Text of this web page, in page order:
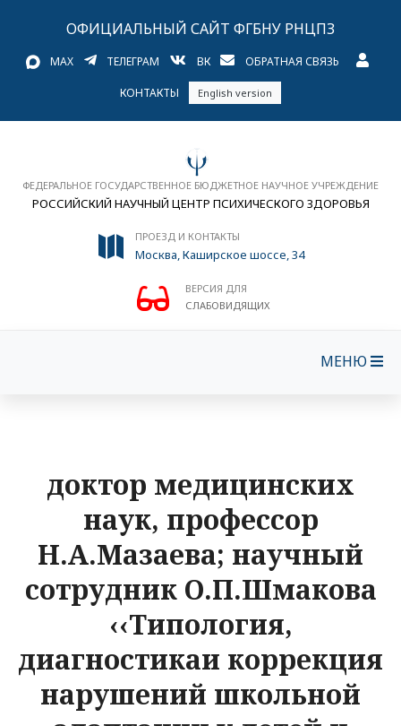
ОФИЦИАЛЬНЫЙ САЙТ ФГБНУ РНЦПЗ
MAX ТЕЛЕГРАМ ВК ОБРАТНАЯ СВЯЗЬ
КОНТАКТЫ English version
ФЕДЕРАЛЬНОЕ ГОСУДАРСТВЕННОЕ БЮДЖЕТНОЕ НАУЧНОЕ УЧРЕЖДЕНИЕ
РОССИЙСКИЙ НАУЧНЫЙ ЦЕНТР ПСИХИЧЕСКОГО ЗДОРОВЬЯ
ПРОЕЗД И КОНТАКТЫ
Москва, Каширское шоссе, 34
ВЕРСИЯ ДЛЯ
СЛАБОВИДЯЩИХ
МЕНЮ
доктор медицинских
наук, профессор
Н.А.Мазаева; научный
сотрудник О.П.Шмакова
‹‹Типология,
диагностикаи коррекция
нарушений школьной